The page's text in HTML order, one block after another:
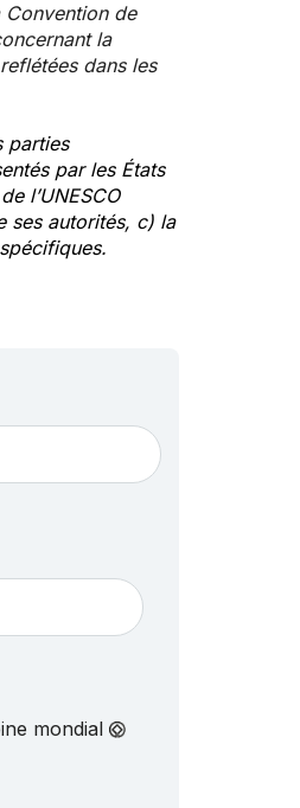
de
la
dans les
parties
par les États
l’UNESCO
ses autorités, c) la
mondial